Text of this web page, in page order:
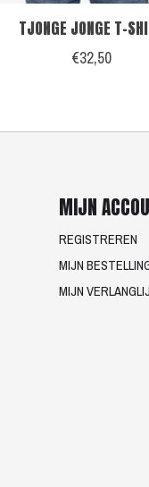
TJONGE JONGE T-
€32,50
MIJN
REGISTREREN
MIJN
MIJN